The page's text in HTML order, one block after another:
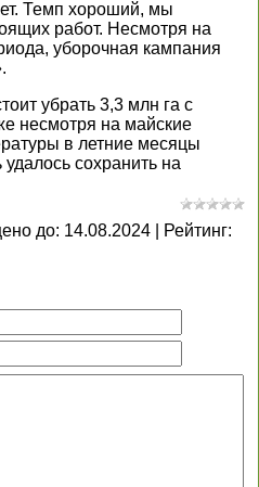
Темп хороший, мы
работ. Несмотря на
уборочная кампания
убрать 3,3 млн га с
несмотря на майские
в летние месяцы
сохранить на
до: 14.08.2024 Рейтинг: